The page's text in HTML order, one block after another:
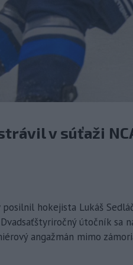
v súťaži
posilnil hokejista Lukáš
útočník sa
angažmán mimo